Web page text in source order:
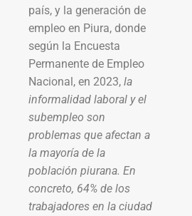
país, y la generación de
empleo en Piura, donde
según la Encuesta
Permanente de Empleo
Nacional, en 2023, la
informalidad laboral y el
subempleo son
problemas que afectan a
la mayoría de la
población piurana. En
concreto, 64% de los
trabajadores en la ciudad